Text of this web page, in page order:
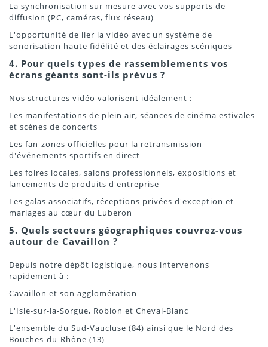
La synchronisation sur mesure avec vos supports de
diffusion (PC, caméras, flux réseau)
L'opportunité de lier la vidéo avec un système de
sonorisation haute fidélité et des éclairages scéniques
4. Pour quels types de rassemblements vos
écrans géants sont-ils prévus ?
Nos structures vidéo valorisent idéalement :
Les manifestations de plein air, séances de cinéma estivales
et scènes de concerts
Les fan-zones officielles pour la retransmission
d'événements sportifs en direct
Les foires locales, salons professionnels, expositions et
lancements de produits d'entreprise
Les galas associatifs, réceptions privées d'exception et
mariages au cœur du Luberon
5. Quels secteurs géographiques couvrez-vous
autour de Cavaillon ?
Depuis notre dépôt logistique, nous intervenons
rapidement à :
Cavaillon et son agglomération
L'Isle-sur-la-Sorgue, Robion et Cheval-Blanc
L'ensemble du Sud-Vaucluse (84) ainsi que le Nord des
Bouches-du-Rhône (13)